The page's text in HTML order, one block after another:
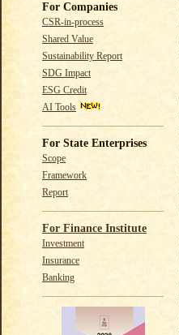
For Companies
CSR-in-process
Shared Value
Sustainability Report
SDG Impact
ESG Credit
AI Tools
For State Enterprises
Scope
Framework
Report
For Finance Institute
Investment
Insurance
Banking